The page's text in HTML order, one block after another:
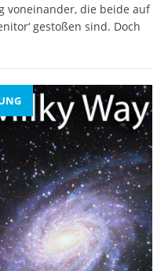
voneinander, die beide auf
gestoßen sind. Doch